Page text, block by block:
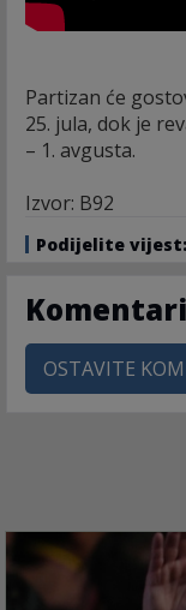
Partizan će
25. jula, dok je
– 1. avgusta.
Izvor: B92
Podijelite vijest:
Komentari
OSTAVITE